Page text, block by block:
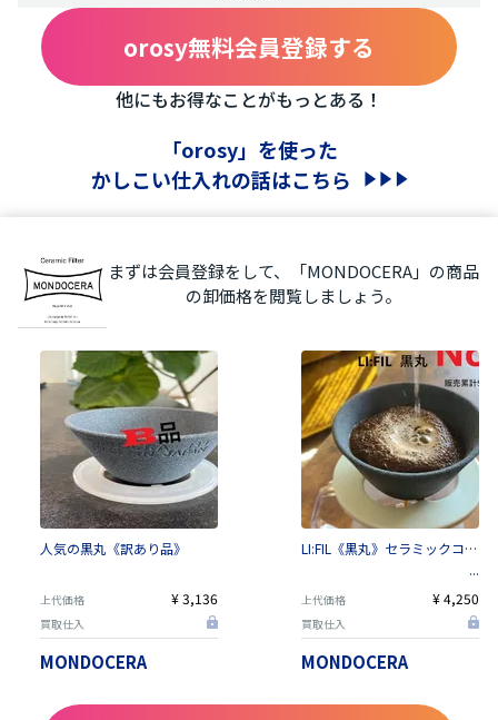
orosy無料会員登録する
他にもお得なことがもっとある！
「orosy」を使った
かしこい仕入れの話はこちら
まずは会員登録をして、「MONDOCERA」の商品
の卸価格を閲覧しましょう。
人気の黒丸《訳あり品》
上代価格 ¥ 3,136
買取仕入
MONDOCERA
LI:FIL《黒丸》セラミックコーヒーフィルター
上代価格 ¥ 4,250
買取仕入
MONDOCERA